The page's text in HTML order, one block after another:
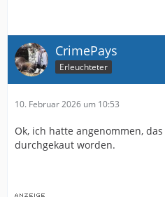
CrimePays
Erleuchteter
10. Februar 2026 um 10:53
Ok, ich hatte angenommen,
durchgekaut worden.